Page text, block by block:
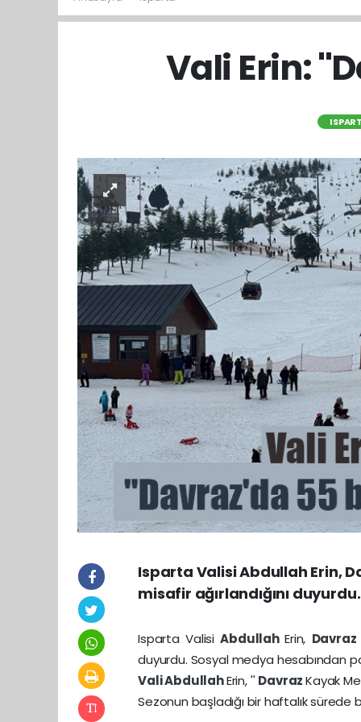
Vali Erin:
Isparta Valisi Abdullah Erin,
misafir ağırlandığını duyurdu.
Isparta ValisiAbdullahErin, Davraz
duyurdu. Sosyal medya hesabından
ValiAbdullahErin, ''DavrazKayak
Sezonun başladığı bir haftalık sürede